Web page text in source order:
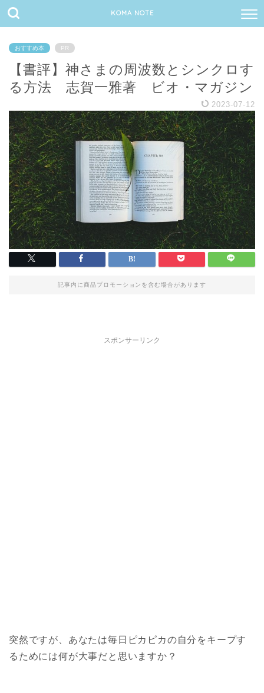
KOMA NOTE
おすすめ本 PR
【書評】神さまの周波数とシンクロす
る方法 志賀一雅著 ビオ・マガジン
2023-07-12
記事内に商品プロモーションを含む場合があります
スポンサーリンク
突然ですが、あなたは毎日ピカピカの自分をキープす
るためには何が大事だと思いますか？